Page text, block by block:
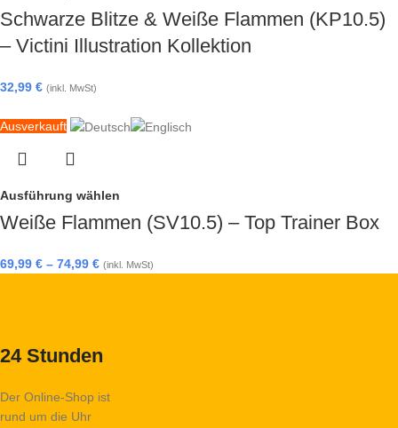
Schwarze Blitze & Weiße Flammen (KP10.5)
– Victini Illustration Kollektion
32,99 € (inkl. MwSt)
Ausverkauft
Ausführung wählen
Weiße Flammen (SV10.5) – Top Trainer Box
69,99 € – 74,99 € (inkl. MwSt)
24 Stunden
Der Online-Shop ist
rund um die Uhr